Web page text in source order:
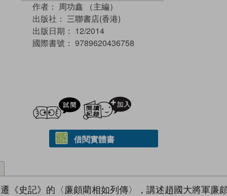
作者： 周功鑫 （主編）
出版社： 三聯書店(香港)
出版日期： 12/2014
國際書號： 9789620436758
試閲
借閱實體書
《史記》的〈廉頗藺相如列傳〉，講述趙國大將軍廉